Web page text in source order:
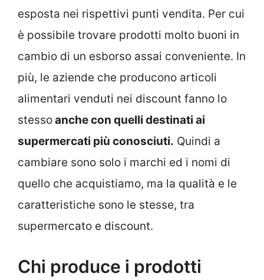
esposta nei rispettivi punti vendita. Per cui
è possibile trovare prodotti molto buoni in
cambio di un esborso assai conveniente. In
più, le aziende che producono articoli
alimentari venduti nei discount fanno lo
stessoanche con quelli destinati ai
supermercati più conosciuti. Quindi a
cambiare sono solo i marchi ed i nomi di
quello che acquistiamo, ma la qualità e le
caratteristiche sono le stesse, tra
supermercato e discount.
Chi produce i prodotti